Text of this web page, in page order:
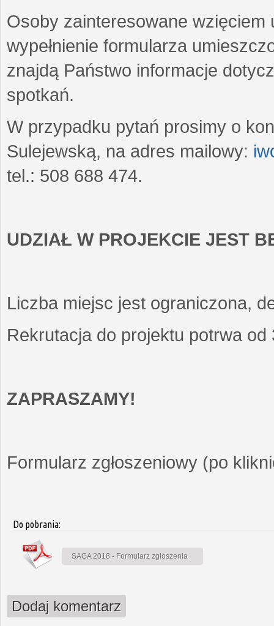
Osoby zainteresowane wzięciem
wypełnienie formularza
znajdą Państwo informacje
spotkań.
W przypadku pytań prosimy o
Sulejewską, na adres mailowy:
tel.: 508 688 474.
UDZIAŁ W PROJEKCIE JEST
Liczba miejsc jest ograniczona,
Rekrutacja do projektu potrwa
ZAPRASZAMY!
Formularz zgłoszeniowy (po
Do pobrania:
SAGA 2018 - Formularz zgłoszenia
Dodaj komentarz